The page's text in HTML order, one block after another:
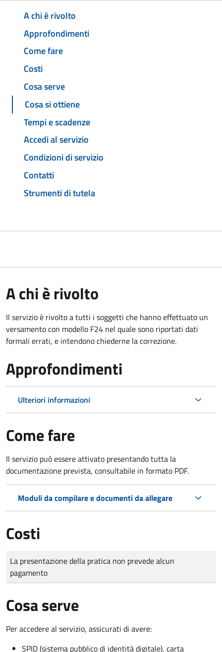
A chi è rivolto
Approfondimenti
Come fare
Costi
Cosa serve
Cosa si ottiene
Tempi e scadenze
Accedi al servizio
Condizioni di servizio
Contatti
Strumenti di tutela
A chi è rivolto
Il servizio è rivolto a tutti i soggetti che hanno effettuato un
versamento con modello F24 nel quale sono riportati dati
formali errati, e intendono chiederne la correzione.
Approfondimenti
Ulteriori informazioni
Come fare
Il servizio può essere attivato presentando tutta la
documentazione prevista, consultabile in formato PDF.
Moduli da compilare e documenti da allegare
Costi
Tipo di pagamento
Importo
La presentazione della pratica non prevede alcun
pagamento
Cosa serve
Per accedere al servizio, assicurati di avere:
SPID (sistema pubblico di identità digitale), carta